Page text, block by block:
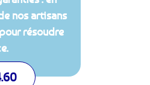
nos artisans
résoudre